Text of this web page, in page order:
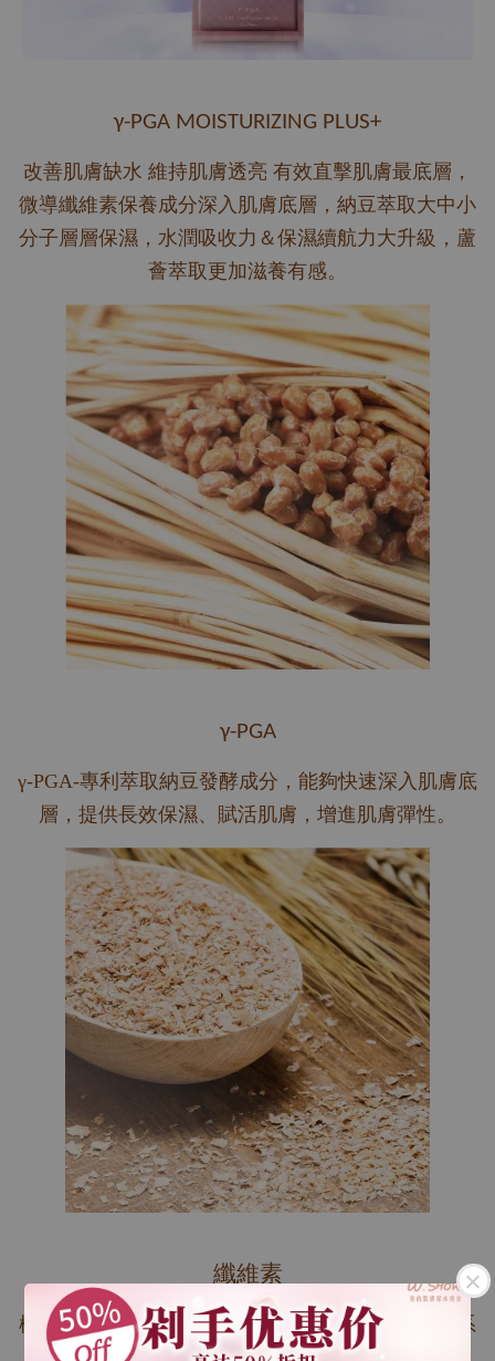
γ-PGA MOISTURIZING PLUS+
改善肌膚缺水 維持肌膚透亮 有效直擊肌膚最底層，
微導纖維素保養成分深入肌膚底層，納豆萃取大中小
分子層層保濕，水潤吸收力＆保濕續航力大升級，蘆
薈萃取更加滋養有感。
γ-PGA
γ-PGA-專利萃取納豆發酵成分，能夠快速深入肌膚底
層，提供長效保濕、賦活肌膚，增進肌膚彈性。
纖維素
極佳的細緻紋理在接觸皮膚的同時形成封閉的傳導系